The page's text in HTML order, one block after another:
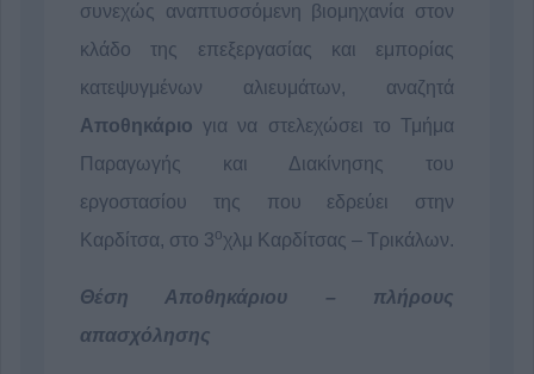
συνεχώς αναπτυσσόμενη βιομηχανία στον
κλάδο της επεξεργασίας και εμπορίας
κατεψυγμένων αλιευμάτων, αναζητά
Αποθηκάριογια να στελεχώσει το Τμήμα
Παραγωγής και Διακίνησης του
εργοστασίου της που εδρεύει στην
Καρδίτσα, στο 3οχλμ Καρδίτσας – Τρικάλων.
Θέση Αποθηκάριου – πλήρους
απασχόλησης